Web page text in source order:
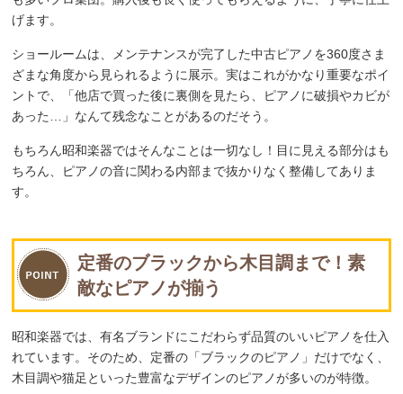
げます。
ショールームは、メンテナンスが完了した中古ピアノを360度さま
ざまな角度から見られるように展示。実はこれがかなり重要なポイ
ントで、「他店で買った後に裏側を見たら、ピアノに破損やカビが
あった…」なんて残念なことがあるのだそう。
もちろん昭和楽器ではそんなことは一切なし！目に見える部分はも
ちろん、ピアノの音に関わる内部まで抜かりなく整備してありま
す。
定番のブラックから木目調まで！素
敵なピアノが揃う
昭和楽器では、有名ブランドにこだわらず品質のいいピアノを仕入
れています。そのため、定番の「ブラックのピアノ」だけでなく、
木目調や猫足といった豊富なデザインのピアノが多いのが特徴。